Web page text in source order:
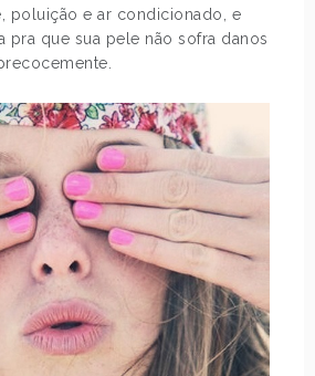
poluição e ar condicionado, e
pra que sua pele não sofra danos